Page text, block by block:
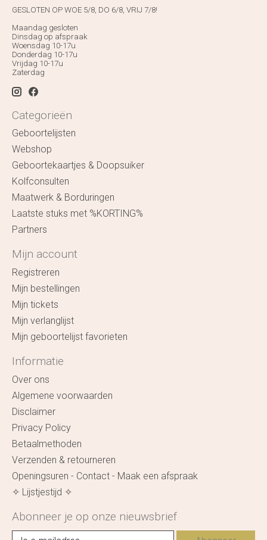
GESLOTEN OP WOE 5/8, DO 6/8, VRIJ 7/8!
Maandag gesloten
Dinsdag op afspraak
Woensdag 10-17u
Donderdag 10-17u
Vrijdag 10-17u
Zaterdag
Categorieën
Geboortelijsten
Webshop
Geboortekaartjes & Doopsuiker
Kolfconsulten
Maatwerk & Borduringen
Laatste stuks met %KORTING%
Partners
Mijn account
Registreren
Mijn bestellingen
Mijn tickets
Mijn verlanglijst
Mijn geboortelijst favorieten
Informatie
Over ons
Algemene voorwaarden
Disclaimer
Privacy Policy
Betaalmethoden
Verzenden & retourneren
Openingsuren - Contact - Maak een afspraak
✧ Lijstjestijd ✧
Abonneer je op onze nieuwsbrief